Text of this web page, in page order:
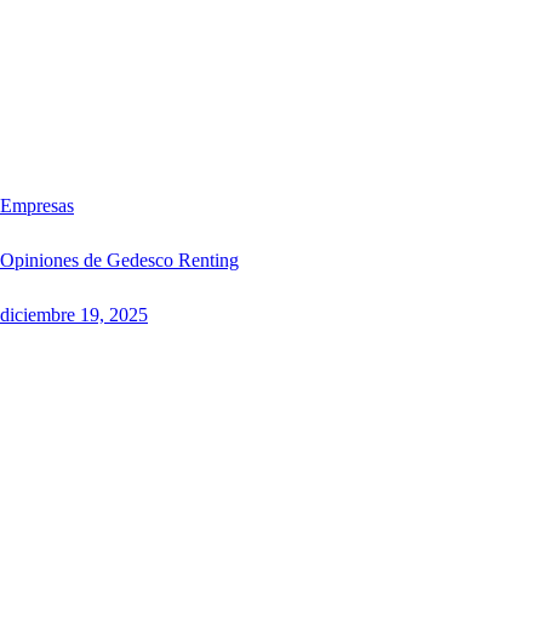
Empresas
Opiniones de Gedesco Renting
diciembre 19, 2025